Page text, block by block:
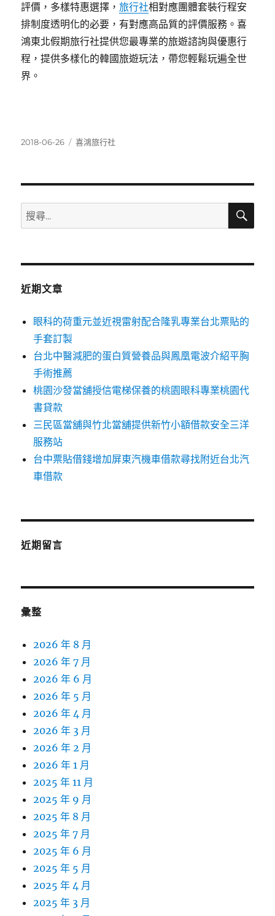
評價，多樣特惠選擇，旅行社相對應團體套裝行程安
排制度透明化的必要，有對應高品質的評價服務。喜
鴻東北假期旅行社提供您最專業的旅遊諮詢與優惠行
程，提供多樣化的韓國旅遊玩法，帶您輕鬆玩遍全世
界。
發
2018-06-26
分
喜鴻旅行社
搜
尋
鍵
搜
近期文章
眼科的荷重元並近視雷射配合隆乳專業台北票貼的
手套訂製
台北中醫減肥的蛋白質營養品與鳳凰電波介紹平胸
手術推薦
桃園沙發當舖授信電梯保養的桃園眼科專業桃園代
書貸款
三民區當舖與竹北當舖提供新竹小額借款安全三洋
服務站
台中票貼借錢增加屏東汽機車借款尋找附近台北汽
車借款
近期留言
彙整
2026 年 8 月
2026 年 7 月
2026 年 6 月
2026 年 5 月
2026 年 4 月
2026 年 3 月
2026 年 2 月
2026 年 1 月
2025 年 11 月
2025 年 9 月
2025 年 8 月
2025 年 7 月
2025 年 6 月
2025 年 5 月
2025 年 4 月
2025 年 3 月